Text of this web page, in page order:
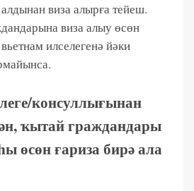
виза алырға тейеш.
виза алыу өсөн
илселегенә йәки
консуллығынан
ҡытай граждандары
өсөн ғариза бирә ала